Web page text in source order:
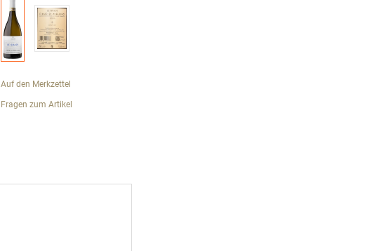
Auf den Merkzettel
Fragen zum Artikel